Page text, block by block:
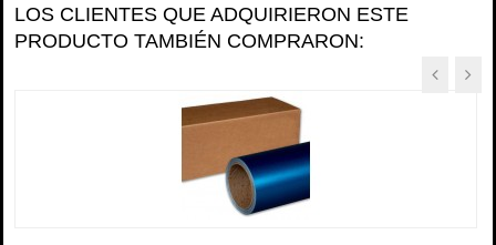
LOS CLIENTES QUE ADQUIRIERON ESTE
PRODUCTO TAMBIÉN COMPRARON: